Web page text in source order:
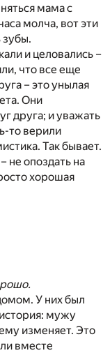
мама с
молча, вот эти
зубы.
и целовались –
что все еще
– это унылая
Они
друга; и уважать
то верили
Так бывает.
не опоздать на
хорошая
У них был
мужу
изменяет. Это
вместе